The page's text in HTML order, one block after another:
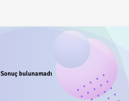
Sonuç bulunamadı